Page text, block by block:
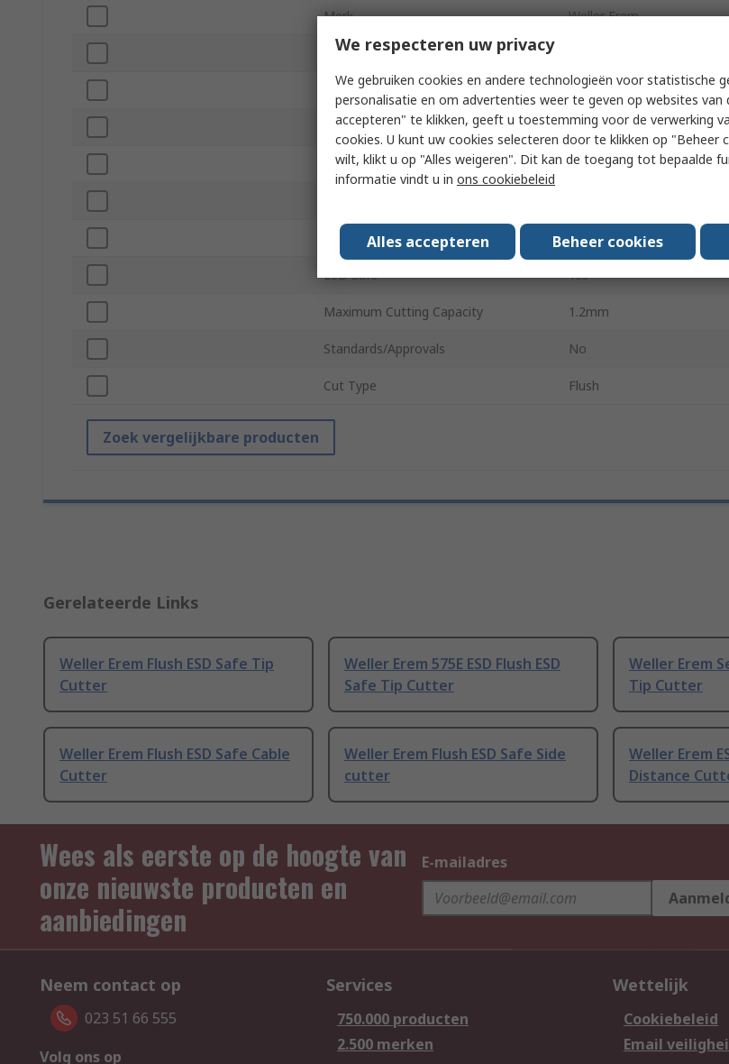
Merk Weller Erem
Product Type
Sub Type Tip Cutter
Jaw Width 0.4in
Overall Length 120mm
Jaw Material High Grade Tool Steel
ESD Safe Yes
Maximum Cutting Capacity 1.2mm
Standards/Approvals No
Cut Type Flush
Zoek vergelijkbare producten
Gerelateerde Links
Weller Erem Flush ESD Safe Tip
Cutter
Weller Erem 575E ESD Flush ESD
Safe Tip Cutter
Weller Erem
Tip Cutter
Weller Erem Flush ESD Safe Cable
Cutter
Weller Erem Flush ESD Safe Side
cutter
Weller Erem
Distance
Wees als eerste op de hoogte van
onze nieuwste producten en
aanbiedingen
E-mailadres
Neem contact op
023 51 66 555
Volg ons op
Services
750.000 producten
2.500 merken
Wettelijk
Cookiebeleid
Email
We respecteren uw privacy
We gebruiken cookies en andere technologieën voor statistische
personalisatie en om advertenties weer te geven op websites van
accepteren" te klikken, geeft u toestemming voor de verwerking
cookies. U kunt uw cookies selecteren door te klikken op "Beheer
wilt, klikt u op "Alles weigeren". Dit kan de toegang tot bepaalde
informatie vindt u in ons cookiebeleid
Alles accepteren Beheer cookies